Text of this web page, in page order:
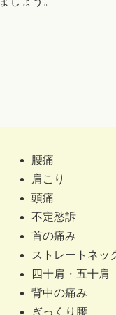
腰痛
肩こり
頭痛
不定愁訴
首の痛み
ストレートネッ
四十肩・五十肩
背中の痛み
ぎっくり腰